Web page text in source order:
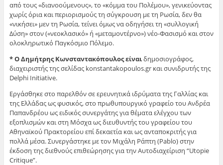
από τους «διανοούμενους», το «κόμμα του Πολέμου», γενικεύοντας
χωρίς όρια και περιορισμούς τη σύγκρουση με τη Ρωσία, δεν θα
«νικήσει» μεν τη Ρωσία, τείνει όμως να οδηγήσει τη «συλλογική
Δύση» στον («νεοκλασικό» ή «μεταμοντέρνο») νέο-Φασισμό και στον
ολοκληρωτικό Παγκόσμιο Πόλεμο.
* Ο Δημήτρης Κωνσταντακόπουλος είναιδημοσιογράφος,
διαχειριστής της σελίδας konstantakopoulos.gr και συνιδρυτής της
Delphi Initiative.
Εργάσθηκε στο παρελθόν σε ερευνητικά ιδρύματα της Γαλλίας και
της Ελλάδας ως φυσικός, στο πρωθυπουργικό γραφείο του Ανδρέα
Παπανδρέου ως ειδικός συνεργάτης για θέματα ελέγχου των
εξοπλισμών και στη Μόσχα ως διευθυντής του γραφείου του
Αθηναϊκού Πρακτορείου επί δεκαετία και ως ανταποκριτής για
πολλά μέσα. Συνεργάστηκε με τον Μιχάλη Ράπτη (Pablo) στην
έκδοση της διεθνούς επιθεώρησης για την Αυτοδιαχείριση “Utopie
Critique”.